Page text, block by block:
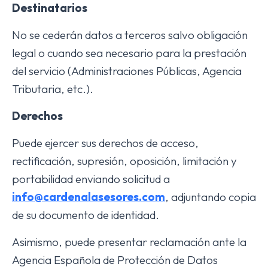
Destinatarios
No se cederán datos a terceros salvo obligación
legal o cuando sea necesario para la prestación
del servicio (Administraciones Públicas, Agencia
Tributaria, etc.).
Derechos
Puede ejercer sus derechos de acceso,
rectificación, supresión, oposición, limitación y
portabilidad enviando solicitud a
info@cardenalasesores.com, adjuntando copia
de su documento de identidad.
Asimismo, puede presentar reclamación ante la
Agencia Española de Protección de Datos